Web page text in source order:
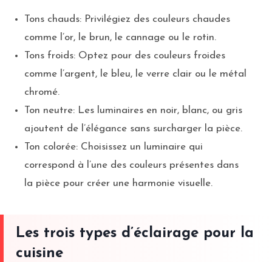
Tons chauds: Privilégiez des couleurs chaudes
comme l’or, le brun, le cannage ou le rotin.
Tons froids: Optez pour des couleurs froides
comme l’argent, le bleu, le verre clair ou le métal
chromé.
Ton neutre: Les luminaires en noir, blanc, ou gris
ajoutent de l’élégance sans surcharger la pièce.
Ton colorée: Choisissez un luminaire qui
correspond à l’une des couleurs présentes dans
la pièce pour créer une harmonie visuelle.
Les trois types d’éclairage pour la
cuisine